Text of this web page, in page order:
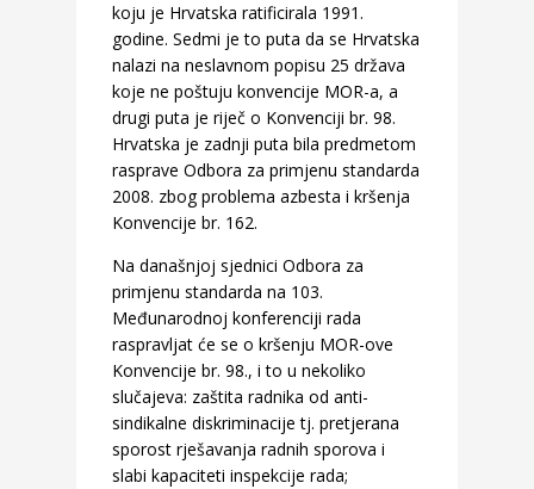
koju je Hrvatska ratificirala 1991.
godine. Sedmi je to puta da se Hrvatska
nalazi na neslavnom popisu 25 država
koje ne poštuju konvencije MOR-a, a
drugi puta je riječ o Konvenciji br. 98.
Hrvatska je zadnji puta bila predmetom
rasprave Odbora za primjenu standarda
2008. zbog problema azbesta i kršenja
Konvencije br. 162.
Na današnjoj sjednici Odbora za
primjenu standarda na 103.
Međunarodnoj konferenciji rada
raspravljat će se o kršenju MOR-ove
Konvencije br. 98., i to u nekoliko
slučajeva: zaštita radnika od anti-
sindikalne diskriminacije tj. pretjerana
sporost rješavanja radnih sporova i
slabi kapaciteti inspekcije rada;